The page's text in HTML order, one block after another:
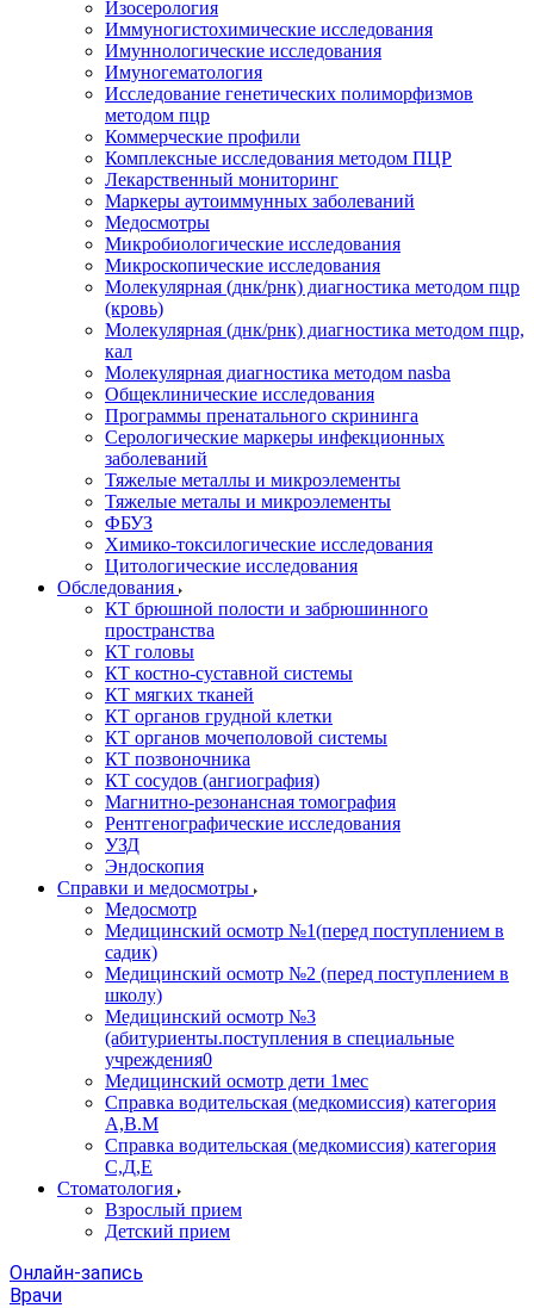
Изосерология
Иммуногистохимические исследования
Имуннологические исследования
Имуногематология
Исследование генетических полиморфизмов
методом пцр
Коммерческие профили
Комплексные исследования методом ПЦР
Лекарственный мониторинг
Маркеры аутоиммунных заболеваний
Медосмотры
Микробиологические исследования
Микроскопические исследования
Молекулярная (днк/рнк) диагностика методом пцр
(кровь)
Молекулярная (днк/рнк) диагностика методом пцр,
кал
Молекулярная диагностика методом nasba
Общеклинические исследования
Программы пренатального скрининга
Серологические маркеры инфекционных
заболеваний
Тяжелые металлы и микроэлементы
Тяжелые металы и микроэлементы
ФБУЗ
Химико-токсилогические исследования
Цитологические исследования
Обследования
КТ брюшной полости и забрюшинного
пространства
КТ головы
КТ костно-суставной системы
КТ мягких тканей
КТ органов грудной клетки
КТ органов мочеполовой системы
КТ позвоночника
КТ сосудов (ангиография)
Магнитно-резонансная томография
Рентгенографические исследования
УЗД
Эндоскопия
Справки и медосмотры
Медосмотр
Медицинский осмотр №1(перед поступлением в
садик)
Медицинский осмотр №2 (перед поступлением в
школу)
Медицинский осмотр №3
(абитуриенты.поступления в специальные
учреждения0
Медицинский осмотр дети 1мес
Справка водительская (медкомиссия) категория
А,В.М
Справка водительская (медкомиссия) категория
С,Д,Е
Стоматология
Взрослый прием
Детский прием
Онлайн-запись
Врачи